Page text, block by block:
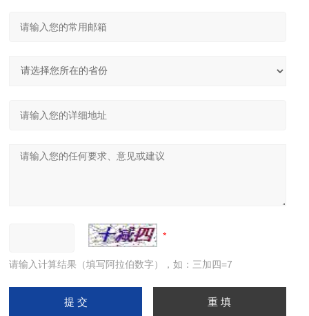
请输入计算结果（填写阿拉伯数字），如：三加四=7